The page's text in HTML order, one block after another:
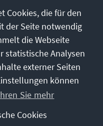
Cookies, die für den
der Seite notwendig
die Webseite
statistische Analysen
externer Seiten
können
Sie mehr
Cookies